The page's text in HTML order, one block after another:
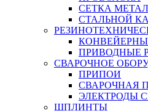
СЕТКА
СТАЛЬНОЙ
ПРИВОДНЫЕ
СВАРОЧНОЕ
ПРИПОИ
СВАРОЧНАЯ
ЭЛЕКТРОДЫ
ШПЛИНТЫ